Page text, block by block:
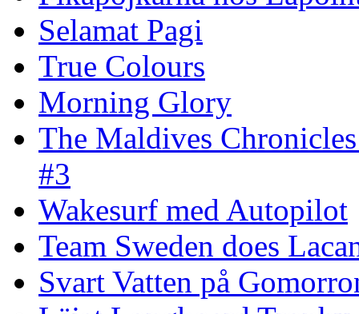
Selamat Pagi
True Colours
Morning Glory
The Maldives
#3
Wakesurf med Autopilot
Team Sweden does
Svart Vatten på